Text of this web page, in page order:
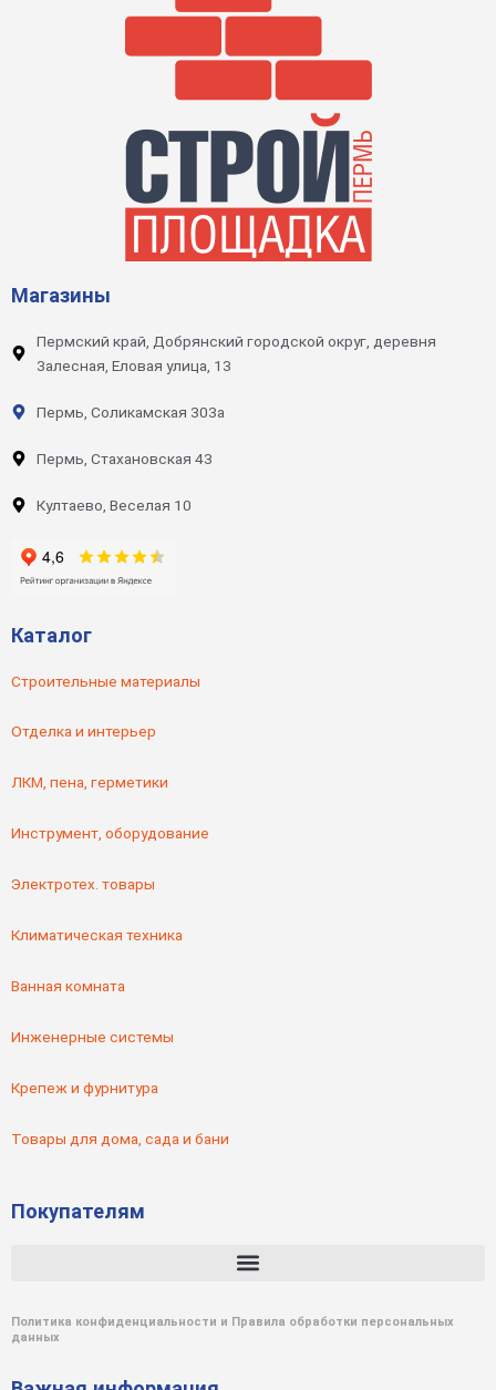
Магазины
Пермский край, Добрянский городской округ, деревня
Залесная, Еловая улица, 13
Пермь, Соликамская 303а
Пермь, Стахановская 43
Култаево, Веселая 10
Каталог
Строительные материалы
Отделка и интерьер
ЛКМ, пена, герметики
Инструмент, оборудование
Электротех. товары
Климатическая техника
Ванная комната
Инженерные системы
Крепеж и фурнитура
Товары для дома, сада и бани
Покупателям
Политика конфиденциальности и Правила обработки персональных
данных